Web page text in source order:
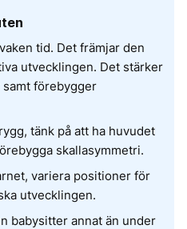
tid. Det främjar den
utvecklingen. Det stärker
samt förebygger
tänk på att ha huvudet
skallasymmetri.
variera positioner för
utvecklingen.​
babysitter annat än under